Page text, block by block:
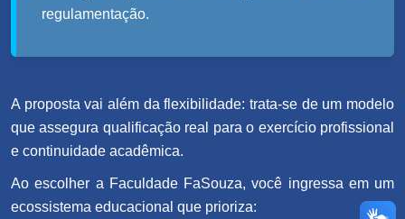
regulamentação.
A proposta vai além da flexibilidade: trata-se de um modelo
que assegura qualificação real para o exercício profissional
e continuidade acadêmica.
Ao escolher a Faculdade FaSouza, você ingressa em um
ecossistema educacional que prioriza: